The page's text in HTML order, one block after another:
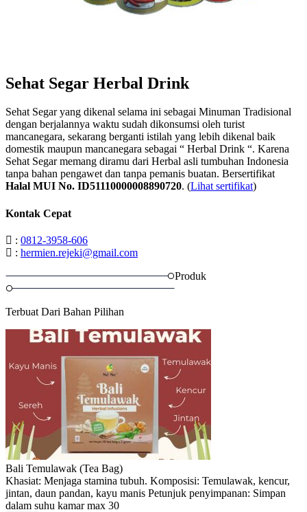
Sehat Segar Herbal Drink
Sehat Segar yang dikenal selama ini sebagai Minuman Tradisional
dengan berjalannya waktu sudah dikonsumsi oleh turist
mancanegara, sekarang berganti istilah yang lebih dikenal baik
domestik maupun mancanegara sebagai “ Herbal Drink “. Karena
Sehat Segar memang diramu dari Herbal asli tumbuhan Indonesia
tanpa bahan pengawet dan tanpa pemanis buatan. Bersertifikat
Halal MUI No. ID51110000008890720. (Lihat sertifikat)
Kontak Cepat
: 0812-3958-606
: hermien.rejeki@gmail.com
Produk
Terbuat Dari Bahan Pilihan
Bali Temulawak (Tea Bag)
Khasiat: Menjaga stamina tubuh. Komposisi: Temulawak, kencur,
jintan, daun pandan, kayu manis Petunjuk penyimpanan: Simpan
dalam suhu kamar max 30